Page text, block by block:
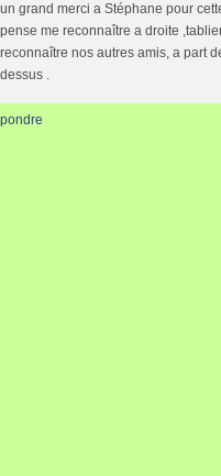
un grand merci a Stéphane pour
pense me reconnaître a droite
reconnaître nos autres amis, a part
dessus .